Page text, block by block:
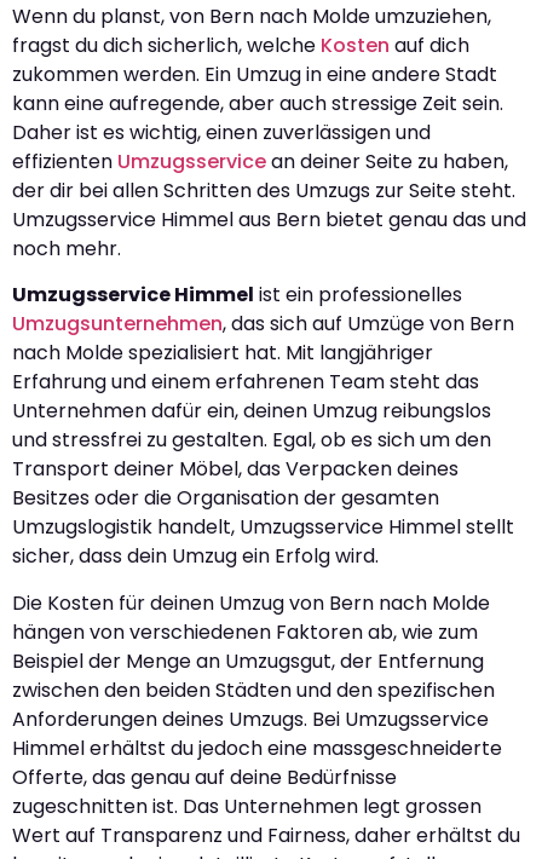
Wenn du planst, von Bern nach Molde umzuziehen,
fragst du dich sicherlich, welche Kosten auf dich
zukommen werden. Ein Umzug in eine andere Stadt
kann eine aufregende, aber auch stressige Zeit sein.
Daher ist es wichtig, einen zuverlässigen und
effizienten Umzugsservicean deiner Seite zu haben,
der dir bei allen Schritten des Umzugs zur Seite steht.
Umzugsservice Himmel aus Bern bietet genau das und
noch mehr.
Umzugsservice Himmel ist ein professionelles
Umzugsunternehmen, das sich auf Umzüge von Bern
nach Molde spezialisiert hat. Mit langjähriger
Erfahrung und einem erfahrenen Team steht das
Unternehmen dafür ein, deinen Umzug reibungslos
und stressfrei zu gestalten. Egal, ob es sich um den
Transport deiner Möbel, das Verpacken deines
Besitzes oder die Organisation der gesamten
Umzugslogistik handelt, Umzugsservice Himmel stellt
sicher, dass dein Umzug ein Erfolg wird.
Die Kosten für deinen Umzug von Bern nach Molde
hängen von verschiedenen Faktoren ab, wie zum
Beispiel der Menge an Umzugsgut, der Entfernung
zwischen den beiden Städten und den spezifischen
Anforderungen deines Umzugs. Bei Umzugsservice
Himmel erhältst du jedoch eine massgeschneiderte
Offerte, das genau auf deine Bedürfnisse
zugeschnitten ist. Das Unternehmen legt grossen
Wert auf Transparenz und Fairness, daher erhältst du